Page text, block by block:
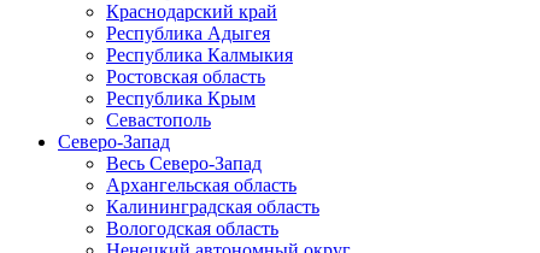
Краснодарский край
Республика Адыгея
Республика Калмыкия
Ростовская область
Республика Крым
Севастополь
Северо-Запад
Весь Северо-Запад
Архангельская область
Калининградская область
Вологодская область